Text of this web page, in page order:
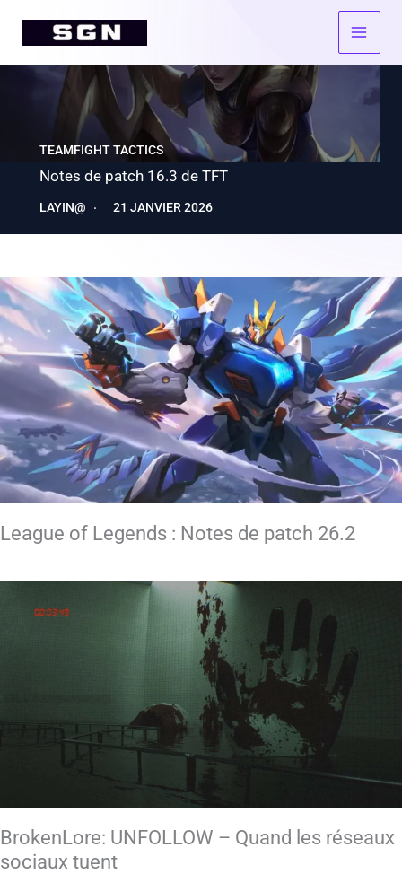
TEAMFIGHT TACTICS
Notes de patch 16.3 de TFT
LAYIN@ 21 JANVIER 2026
League of Legends : Notes de patch 26.2
BrokenLore: UNFOLLOW – Quand les réseaux
sociaux tuent